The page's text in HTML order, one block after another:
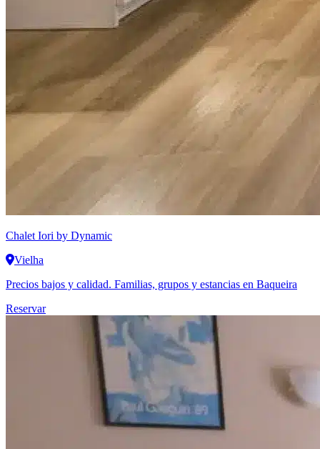
Chalet Iori by Dynamic
Vielha
Precios bajos y calidad. Familias, grupos y estancias en Baqueira
Reservar